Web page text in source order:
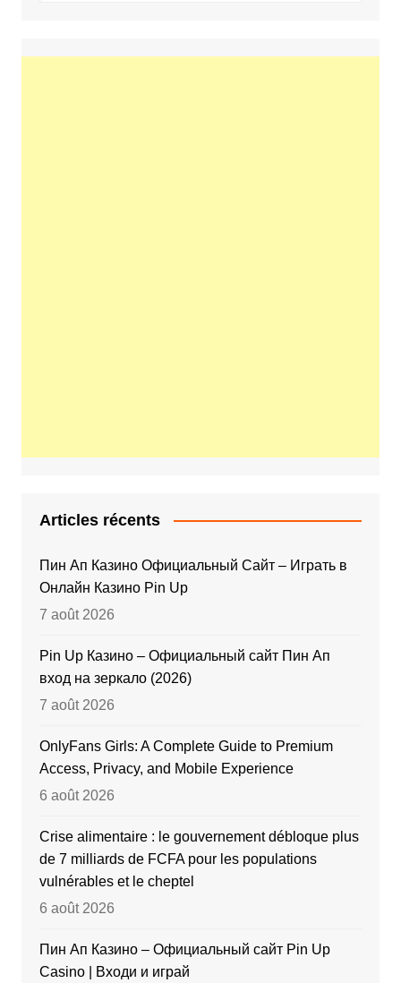
Articles récents
Пин Ап Казино Официальный Сайт – Играть в
Онлайн Казино Pin Up
7 août 2026
Pin Up Казино – Официальный сайт Пин Ап
вход на зеркало (2026)
7 août 2026
OnlyFans Girls: A Complete Guide to Premium
Access, Privacy, and Mobile Experience
6 août 2026
Crise alimentaire : le gouvernement débloque plus
de 7 milliards de FCFA pour les populations
vulnérables et le cheptel
6 août 2026
Пин Ап Казино – Официальный сайт Pin Up
Casino | Входи и играй